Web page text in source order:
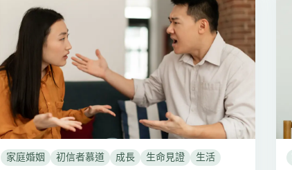
家庭婚姻 初信者慕道 成長 生命見證 生活